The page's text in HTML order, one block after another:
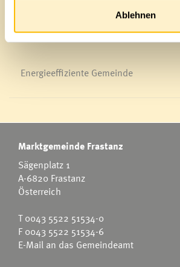
Ablehnen
News Archiv
Energieeffiziente Gemeinde
Marktgemeinde Frastanz
Sägenplatz 1
A-6820 Frastanz
Österreich
T0043 5522 51534-0
F 0043 5522 51534-6
E-Mail an das Gemeindeamt